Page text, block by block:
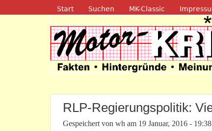
Navigation
Start Suchen MK-Classic
Motor-
RLP-Regierungspolitik:
Gespeichert von wh am 19 Januar, 2016 - 19:38